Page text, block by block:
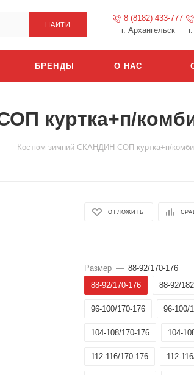
НАЙТИ
8 (8182) 433-777
г. Архангельск
БРЕНДЫ О НАС
куртка+п/
— Костюм зимний СКАНДИН-СОП куртка+п/
ОТЛОЖИТЬ
Размер — 88-92/170-176
88-92/170-176
88-92/
96-100/170-176 96-100/
104-108/170-176 104-
112-116/170-176 112-